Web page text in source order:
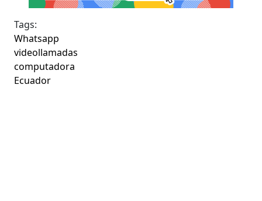
Tags:
Whatsapp
videollamadas
computadora
Ecuador